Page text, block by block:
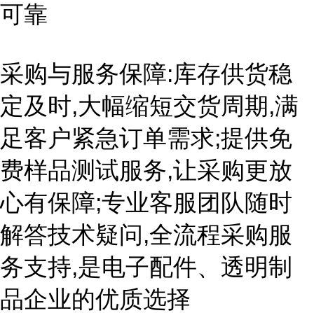
可靠
采购与服务保障:库存供货稳
定及时,大幅缩短交货周期,满
足客户紧急订单需求;提供免
费样品测试服务,让采购更放
心有保障;专业客服团队随时
解答技术疑问,全流程采购服
务支持,是电子配件、透明制
品企业的优质选择